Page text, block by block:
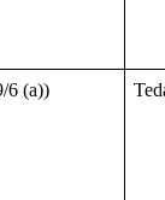
6 (a))